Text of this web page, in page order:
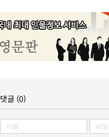
댓글 (0)